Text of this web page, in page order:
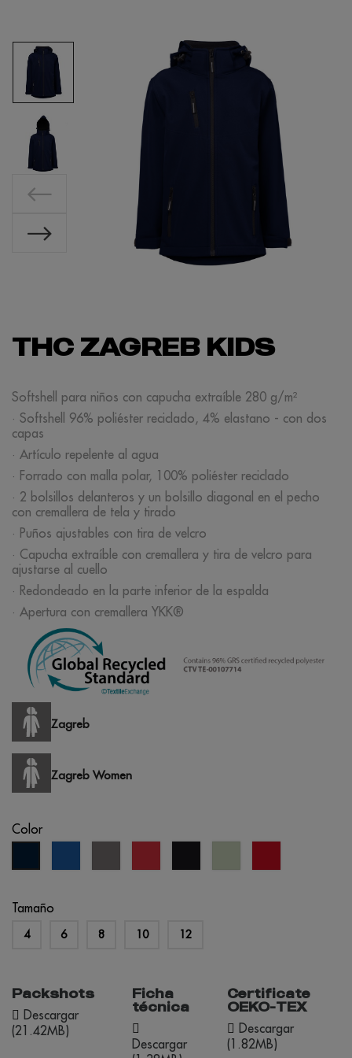
THC ZAGREB KIDS
Softshell para niños con capucha extraíble 280 g/m²
· Softshell 96% poliéster reciclado, 4% elastano - con dos
capas
· Artículo repelente al agua
· Forrado con malla polar, 100% poliéster reciclado
· 2 bolsillos delanteros y un bolsillo diagonal en el pecho
con cremallera de tela y tirado
· Puños ajustables con tira de velcro
· Capucha extraíble con cremallera y tira de velcro para
ajustarse al cuello
· Redondeado en la parte inferior de la espalda
· Apertura con cremallera YKK®
Zagreb
Zagreb Women
Color
Tamaño
4 6 8 10 12
Packshots
Descargar
(21.42MB)
Ficha
técnica
Descargar
Certificate
OEKO-TEX
Descargar
(1.82MB)